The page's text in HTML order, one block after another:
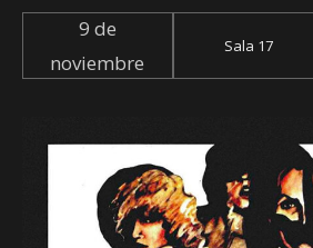
9 de
noviembre
Sala 17